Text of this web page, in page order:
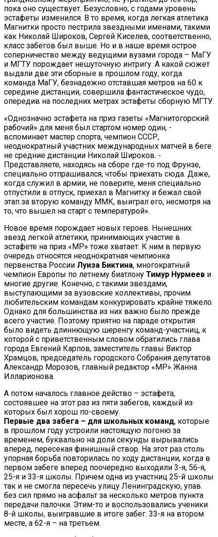
пока оно существует. Безусловно, с годами уровень
эстафеты изменился. В то время, когда легкая атлетика
Магнитки просто пестрила звездными именами, такими
как Николай Широков, Сергей Киселев, соответственно,
класс забегов был выше. Но и в наше время острое
соперничество между ведущими вузами города – МаГУ
и МГТУ порождает нешуточную интригу. А какой сюжет
выдали две эти сборные в прошлом году, когда
команда МаГУ, безнадежно отставшая метров на 60 к
середине дистанции, совершила фантастическое чудо,
опередив на последних метрах эстафеты сборную МГТУ.
«Однозначно эстафета на приз газеты «Магнитогорский
рабочий» для меня был стартом номер один, -
вспоминает мастер спорта, чемпион СССР,
неоднократный участник международных матчей в беге
не средние дистанции Николай Широков. -
Представляете, находясь на сборе где-то под Фрунзе,
специально отпрашивался, чтобы приехать сюда. Даже,
когда служил в армии, не поверите, меня специально
отпустили в отпуск, приехал в Магнитку и бежал свой
этап за вторую команду ММК, выиграл его, несмотря на
то, что вышел на старт с температурой».
Новое время порождает новых героев. Нынешних
звезд легкой атлетики, принимающих участие в
эстафете на приз «МР» тоже хватает. К ним в первую
очередь относятся неоднократная чемпионка
первенства России Луиза Биктина, многократный
чемпион Европы по летнему биатлону Тимур Нурмеев и
многие другие. Конечно, с такими звездами,
выступающими за вузовские коллективы, прочим
любительским командам конкурировать крайне тяжело.
Однако для большинства из них важно было прежде
всего участие. Поэтому приятно на параде открытия
было видеть длиннющую шеренгу команд-участниц, к
которой с приветственным словом обратились глава
города Евгений Карпов, заместитель главы Виктор
Храмцов, председатель городского Собрания депутатов
Александр Морозов, главный редактор «МР» Жанна
Илларионова.
А потом началось главное действо – эстафета,
состоявшее на этот раз из пяти забегов, каждый из
которых был хорош по-своему.
Первые два забега – для школьных команд, которые
в прошлом году устроили настоящую погоню за
временем, буквально на доли секунды вырывались
вперед, пересекая финишный створ. На этот раз столь
упорная борьба повторилась по ходу дистанции, когда в
первом забеге вперед поочередно выходили 3-я, 56-я,
25-я и 33-я школы. Причем одна из участниц 25-й школы
так и не смогла пересечь улицу Ленинградскую, упав
без сил прямо на асфальт за несколько метров пункта
передачи палочки. Этим-то и воспользовались ученики
8-й школы, выигравшие в итоге забег. 33-я на втором
месте, а 62-я – на третьем.